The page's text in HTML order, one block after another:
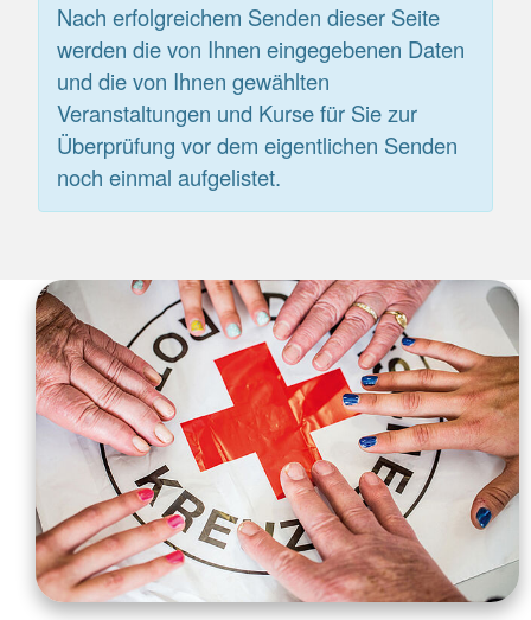
Nach erfolgreichem Senden dieser Seite
werden die von Ihnen eingegebenen Daten
und die von Ihnen gewählten
Veranstaltungen und Kurse für Sie zur
Überprüfung vor dem eigentlichen Senden
noch einmal aufgelistet.